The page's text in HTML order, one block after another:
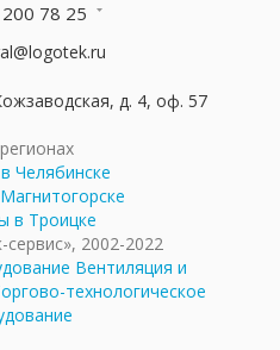
78 25
д. 4, оф. 57
Челябинске
в Троицке
2002-2022
Вентиляция и
технологическое